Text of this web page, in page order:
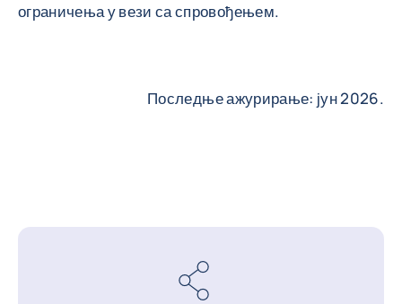
ограничења у вези са спровођењем.
Последње ажурирање: јун 2026.